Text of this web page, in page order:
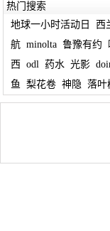
热门搜索
地球一小时活动日
西
航 minolta 鲁豫有约
西 odl 药水 光影
鱼
梨花卷 神隐 落叶